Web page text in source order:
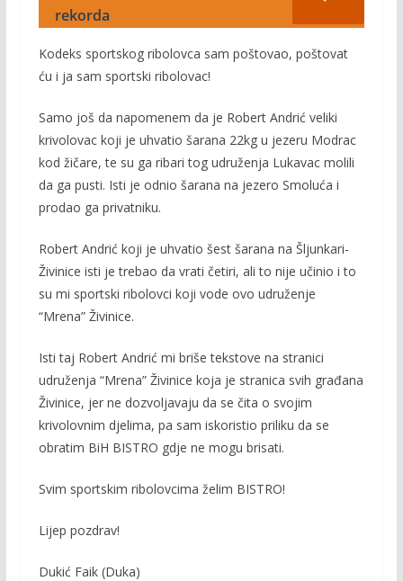
rekorda
Kodeks sportskog ribolovca sam poštovao, poštovat
ću i ja sam sportski ribolovac!
Samo još da napomenem da je Robert Andrić veliki
krivolovac koji je uhvatio šarana 22kg u jezeru Modrac
kod žičare, te su ga ribari tog udruženja Lukavac molili
da ga pusti. Isti je odnio šarana na jezero Smoluća i
prodao ga privatniku.
Robert Andrić koji je uhvatio šest šarana na Šljunkari-
Živinice isti je trebao da vrati četiri, ali to nije učinio i to
su mi sportski ribolovci koji vode ovo udruženje
“Mrena” Živinice.
Isti taj Robert Andrić mi briše tekstove na stranici
udruženja “Mrena” Živinice koja je stranica svih građana
Živinice, jer ne dozvoljavaju da se čita o svojim
krivolovnim djelima, pa sam iskoristio priliku da se
obratim BiH BISTRO gdje ne mogu brisati.
Svim sportskim ribolovcima želim BISTRO!
Lijep pozdrav!
Dukić Faik (Duka)